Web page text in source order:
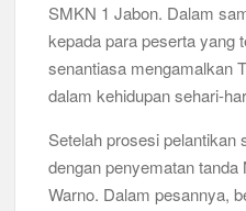
SMKN 1 Jabon. Dalam
kepada para peserta yang
senantiasa mengamalkan
dalam kehidupan sehari-
Setelah prosesi pelantikan
dengan penyematan
Warno. Dalam pesannya,